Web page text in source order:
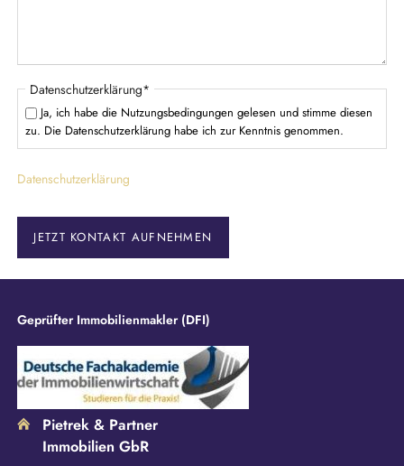
P
f
l
h
f
e
Datenschutzerklärung*
Ja, ich habe die Nutzungsbedingungen gelesen und stimme diesen
zu. Die Datenschutzerklärung habe ich zur Kenntnis genommen.
Datenschutzerklärung
JETZT KONTAKT AUFNEHMEN
Geprüfter Immobilienmakler (DFI)
Pietrek & Partner
Immobilien GbR